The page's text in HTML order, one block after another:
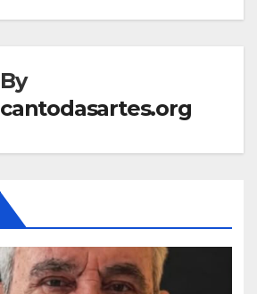
By
cantodasartes.org